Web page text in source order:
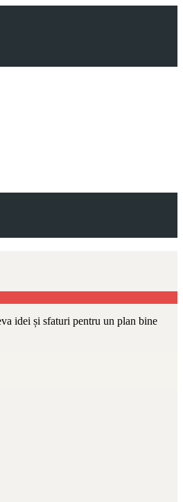
idei și sfaturi pentru un plan bine